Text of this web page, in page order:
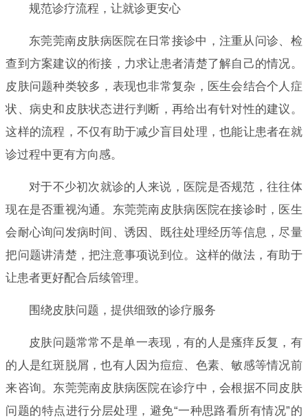
规范诊疗流程，让就诊更安心
东莞莞南皮肤病医院在日常接诊中，注重从问诊、检
查到方案建议的衔接，力求让患者清楚了解自己的情况。
皮肤问题种类较多，表现也非常复杂，医生会结合个人症
状、病史和皮肤状态进行判断，再给出有针对性的建议。
这样的流程，不仅有助于减少盲目处理，也能让患者在就
诊过程中更有方向感。
对于不少初次就诊的人来说，医院是否规范，往往体
现在是否重视沟通。东莞莞南皮肤病医院在接诊时，医生
会耐心询问发病时间、诱因、既往处理经历等信息，尽量
把问题讲清楚，把注意事项说到位。这样的做法，有助于
让患者更好配合后续管理。
围绕皮肤问题，提供细致的诊疗服务
皮肤问题常常不是单一表现，有的人是瘙痒反复，有
的人是红斑脱屑，也有人因为痘痘、色素、敏感等情况前
来咨询。东莞莞南皮肤病医院在诊疗中，会根据不同皮肤
问题的特点进行分层处理，避免“一种思路看所有情况”的